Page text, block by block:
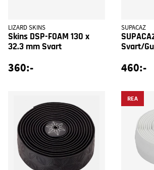
LIZARD SKINS
Skins DSP-FOAM 130 x
32.3 mm Svart
360:-
SUPACAZ
Svart/Gul
460:-
REA